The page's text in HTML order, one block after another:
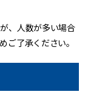
、人数が多い場合
ご了承ください。